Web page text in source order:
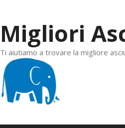
Migliori
Ti aiutiamo a trovare la migliore